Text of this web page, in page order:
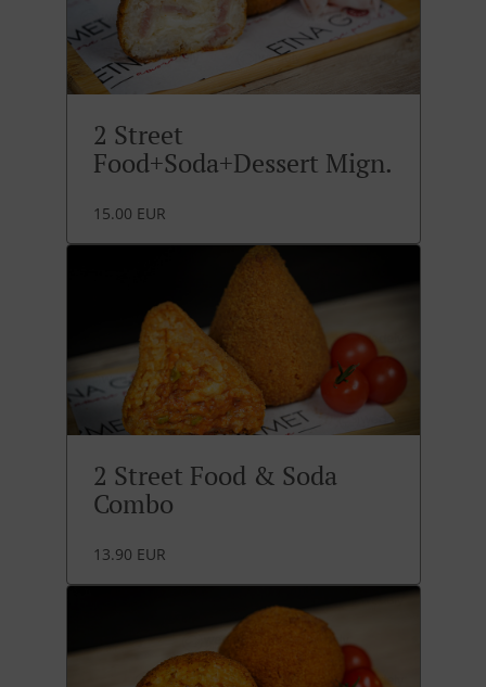
2 Street
Food+Soda+Dessert Mign.
15.00 EUR
2 Street Food & Soda
Combo
13.90 EUR